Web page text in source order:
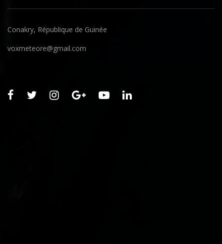
Conakry, République de Guinée
voxmeteore@gmail.com